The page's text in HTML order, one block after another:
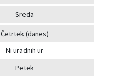
Sreda
Četrtek(danes)
Ni uradnih ur
Petek